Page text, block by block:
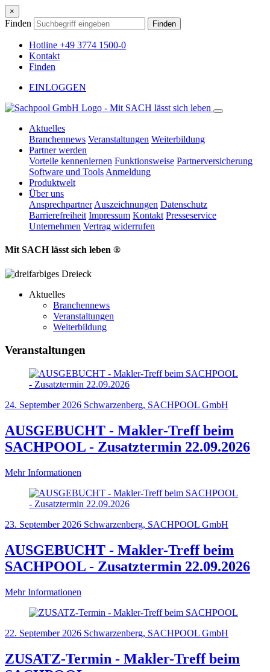
×
Finden Finden
Hotline +49 3774 1500-0
Kontakt
Finden
EINLOGGEN
Aktuelles
Branchennews Veranstaltungen Weiterbildung
Partner werden
Vorteile kennenlernen Funktionsweise Partnerversicherung
Software und Tools Anmeldung
Produktwelt
Über uns
Ansprechpartner Auszeichnungen Datenschutz
Barrierefreiheit Impressum Kontakt Presseservice
Unternehmen Vertrag widerrufen
Mit SACH lässt sich leben ®
Aktuelles
Branchennews
Veranstaltungen
Weiterbildung
Veranstaltungen
24. September 2026 Schwarzenberg, SACHPOOL GmbH
AUSGEBUCHT - Makler-Treff beim
SACHPOOL - Zusatztermin 22.09.2026
Mehr Informationen
23. September 2026 Schwarzenberg, SACHPOOL GmbH
AUSGEBUCHT - Makler-Treff beim
SACHPOOL - Zusatztermin 22.09.2026
Mehr Informationen
22. September 2026 Schwarzenberg, SACHPOOL GmbH
ZUSATZ-Termin - Makler-Treff beim